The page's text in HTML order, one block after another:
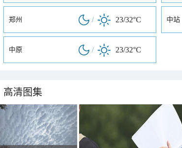
郑州 / 23/32°C 中站
中原 / 23/32°C
高清图集